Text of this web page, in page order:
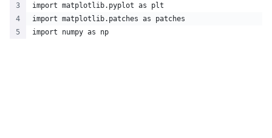
import matplotlib.pyplot as plt
import matplotlib.patches as patches
import numpy as np